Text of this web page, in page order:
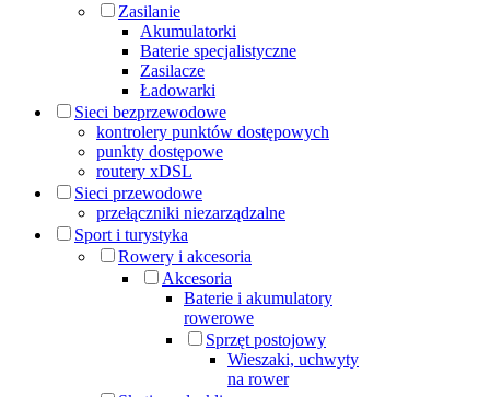
Zasilanie
Akumulatorki
Baterie specjalistyczne
Zasilacze
Ładowarki
Sieci bezprzewodowe
kontrolery punktów dostępowych
punkty dostępowe
routery xDSL
Sieci przewodowe
przełączniki niezarządzalne
Sport i turystyka
Rowery i akcesoria
Akcesoria
Baterie i akumulatory
rowerowe
Sprzęt postojowy
Wieszaki, uchwyty
na rower